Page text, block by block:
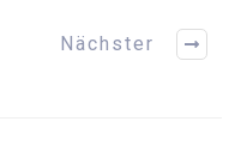
Nächster